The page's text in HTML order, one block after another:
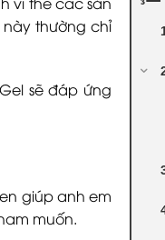
thường chỉ
sẽ đáp ứng
giúp anh em
muốn.